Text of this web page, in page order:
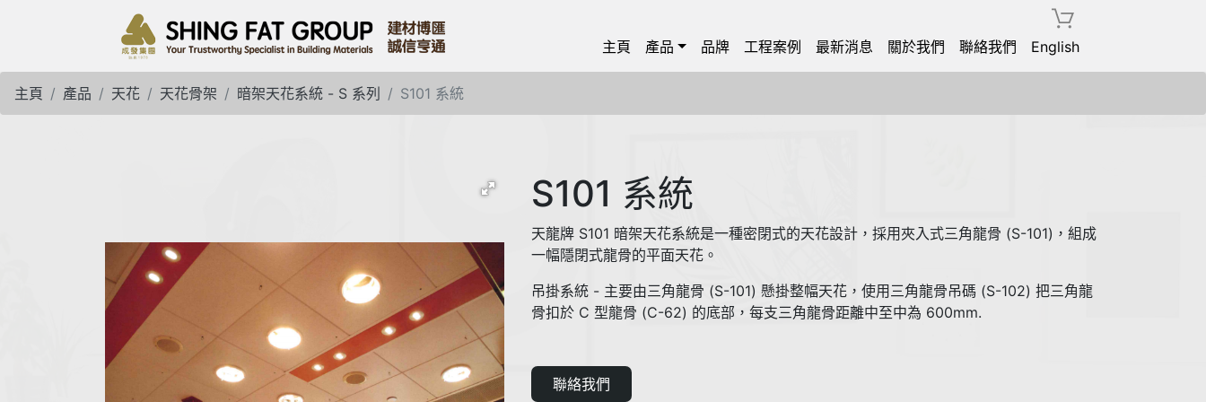
主頁 產品 品牌 工程案例 最新消息 關於我們 聯絡我們 English
主頁 產品 天花 天花骨架 暗架天花系統 - S 系列 S101 系統
S101 系統
天龍牌 S101 暗架天花系統是一種密閉式的天花設計，採用夾入式三角龍骨 (S-101)，組成
一幅隱閉式龍骨的平面天花。
吊掛系統 - 主要由三角龍骨 (S-101) 懸掛整幅天花，使用三角龍骨吊碼 (S-102) 把三角龍
骨扣於 C 型龍骨 (C-62) 的底部，每支三角龍骨距離中至中為 600mm.
聯絡我們